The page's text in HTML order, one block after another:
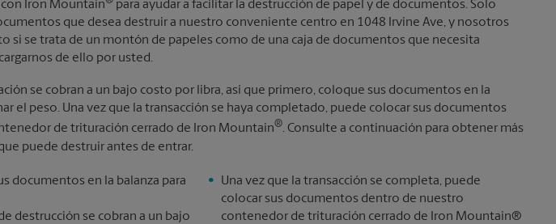
con Iron Mountain
para ayudar a facilitar la destrucción de papel y de documentos. Solo
que desea destruir a nuestro conveniente centro en 1048 Irvine Ave, y nosotros
si se trata de un montón de papeles como de una caja de documentos que necesita
de ello por usted.
se cobran a un bajo costo por libra, así que primero, coloque sus documentos en la
el peso. Una vez que la transacción se haya completado, puede colocar sus documentos
de trituración cerrado de Iron Mountain®. Consulte a continuación para obtener más
puede destruir antes de entrar.
documentos en la balanza para
destrucción se cobran a un bajo
Una vez que la transacción se completa, puede
colocar sus documentos dentro de nuestro
contenedor de trituración cerrado de Iron Mountain®